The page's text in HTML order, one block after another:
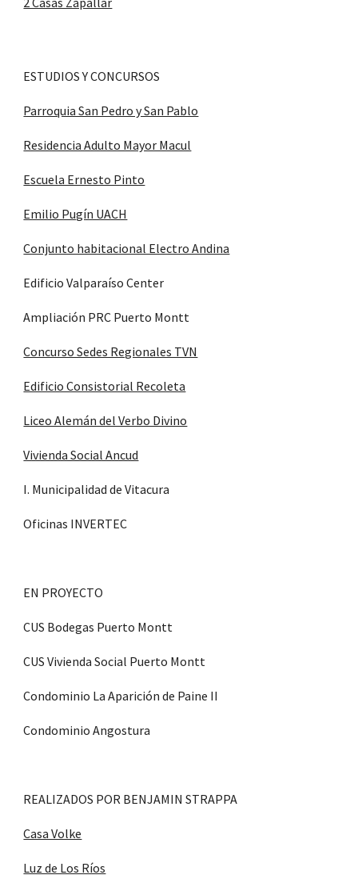
ESTUDIOS Y CONCURSOS
Parroquia San Pedro y San Pablo
Residencia Adulto Mayor Macul
Escuela Ernesto Pinto
Emilio Pugín UACH
Conjunto habitacional Electro Andina
Edificio Valparaíso Center
Ampliación PRC Puerto Montt
Concurso Sedes Regionales TVN
Edificio Consistorial Recoleta
Liceo Alemán del Verbo Divino
Vivienda Social Ancud
I. Municipalidad de Vitacura
Oficinas INVERTEC
EN PROYECTO
CUS Bodegas Puerto Montt
CUS Vivienda Social Puerto Montt
Condominio La Aparición de Paine II
Condominio Angostura
REALIZADOS POR BENJAMIN STRAPPA
Casa Volke
Luz de Los Ríos